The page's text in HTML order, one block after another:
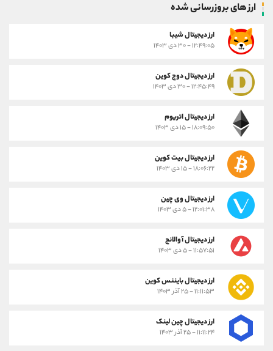
ارز های بروزرسانی شده
ارز ديجيتال شیبا
۱۲:۴۹:۰۵ - ۳۰ دی ۱۴۰۳
ارز دیجیتال دوج کوین
۱۲:۴۵:۴۹ - ۳۰ دی ۱۴۰۳
ارز دیجیتال اتریوم
۱۸:۰۹:۵۰ - ۱۵ دی ۱۴۰۳
ارز دیجیتال بیت کوین
۱۸:۰۶:۲۲ - ۱۵ دی ۱۴۰۳
ارز دیجیتال وی چین
۱۲:۰۱:۳۸ - ۵ دی ۱۴۰۳
ارز دیجیتال آوالانچ
۱۱:۵۷:۵۱ - ۵ دی ۱۴۰۳
ارز دیجیتال بایننس کوین
۱۱:۱۱:۵۳ - ۲۵ آذر ۱۴۰۳
ارز دیجیتال چین لینک
۱۱:۱۱:۲۴ - ۲۵ آذر ۱۴۰۳